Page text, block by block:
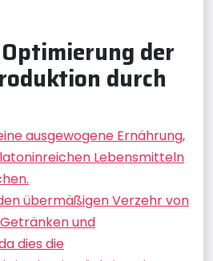
der
durch
ausgewogene Ernährung,
Lebensmitteln
übermäßigen Verzehr von
und
dies die